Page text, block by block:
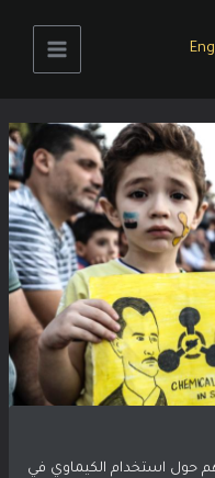
Main
حول استخدام الكيماوي في